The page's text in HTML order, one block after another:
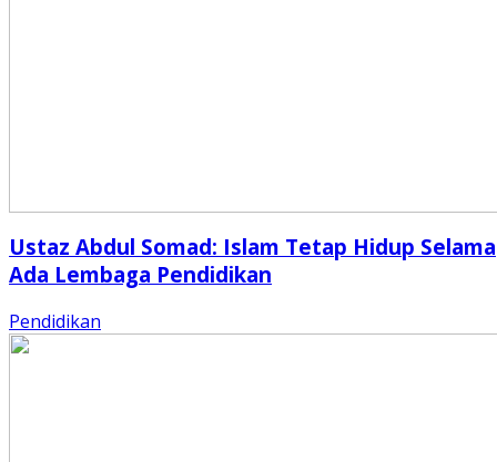
Ustaz Abdul Somad: Islam Tetap Hidup Selama
Ada Lembaga Pendidikan
Pendidikan